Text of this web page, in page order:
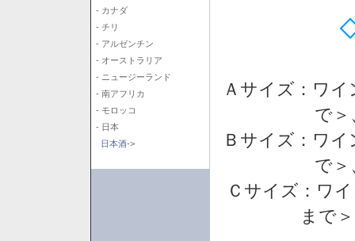
- カナダ
- チリ
- アルゼンチン
- オーストラリア
- ニュージーランド
- 南アフリカ
- モロッコ
- 日本
日本酒->
Ａサイズ：ワ
で
Ｂサイズ：ワ
で
Ｃサイズ：ワ
まで